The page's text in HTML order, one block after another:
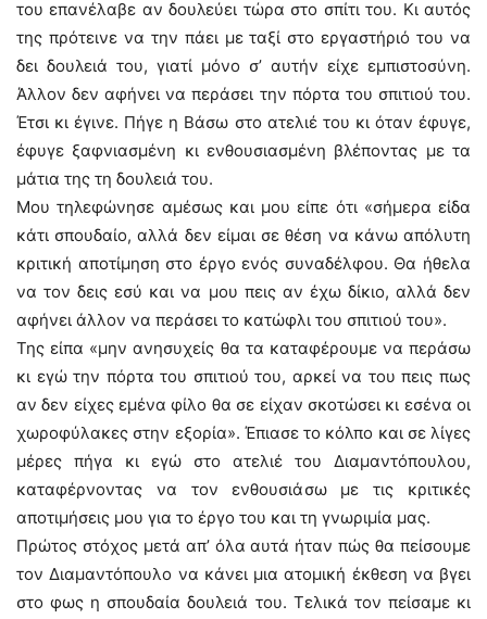
του επανέλαβε αν δουλεύει τώρα στο σπίτι του. Κι αυτός
της πρότεινε να την πάει με ταξί στο εργαστήριό του να
δει δουλειά του, γιατί μόνο σ’ αυτήν είχε εμπιστοσύνη.
Άλλον δεν αφήνει να περάσει την πόρτα του σπιτιού του.
Έτσι κι έγινε. Πήγε η Βάσω στο ατελιέ του κι όταν έφυγε,
έφυγε ξαφνιασμένη κι ενθουσιασμένη βλέποντας με τα
μάτια της τη δουλειά του.
Μου τηλεφώνησε αμέσως και μου είπε ότι «σήμερα είδα
κάτι σπουδαίο, αλλά δεν είμαι σε θέση να κάνω απόλυτη
κριτική αποτίμηση στο έργο ενός συναδέλφου. Θα ήθελα
να τον δεις εσύ και να μου πεις αν έχω δίκιο, αλλά δεν
αφήνει άλλον να περάσει το κατώφλι του σπιτιού του».
Της είπα «μην ανησυχείς θα τα καταφέρουμε να περάσω
κι εγώ την πόρτα του σπιτιού του, αρκεί να του πεις πως
αν δεν είχες εμένα φίλο θα σε είχαν σκοτώσει κι εσένα οι
χωροφύλακες στην εξορία». Έπιασε το κόλπο και σε λίγες
μέρες πήγα κι εγώ στο ατελιέ του Διαμαντόπουλου,
καταφέρνοντας να τον ενθουσιάσω με τις κριτικές
αποτιμήσεις μου για το έργο του και τη γνωριμία μας.
Πρώτος στόχος μετά απ’ όλα αυτά ήταν πώς θα πείσουμε
τον Διαμαντόπουλο να κάνει μια ατομική έκθεση να βγει
στο φως η σπουδαία δουλειά του. Τελικά τον πείσαμε κι